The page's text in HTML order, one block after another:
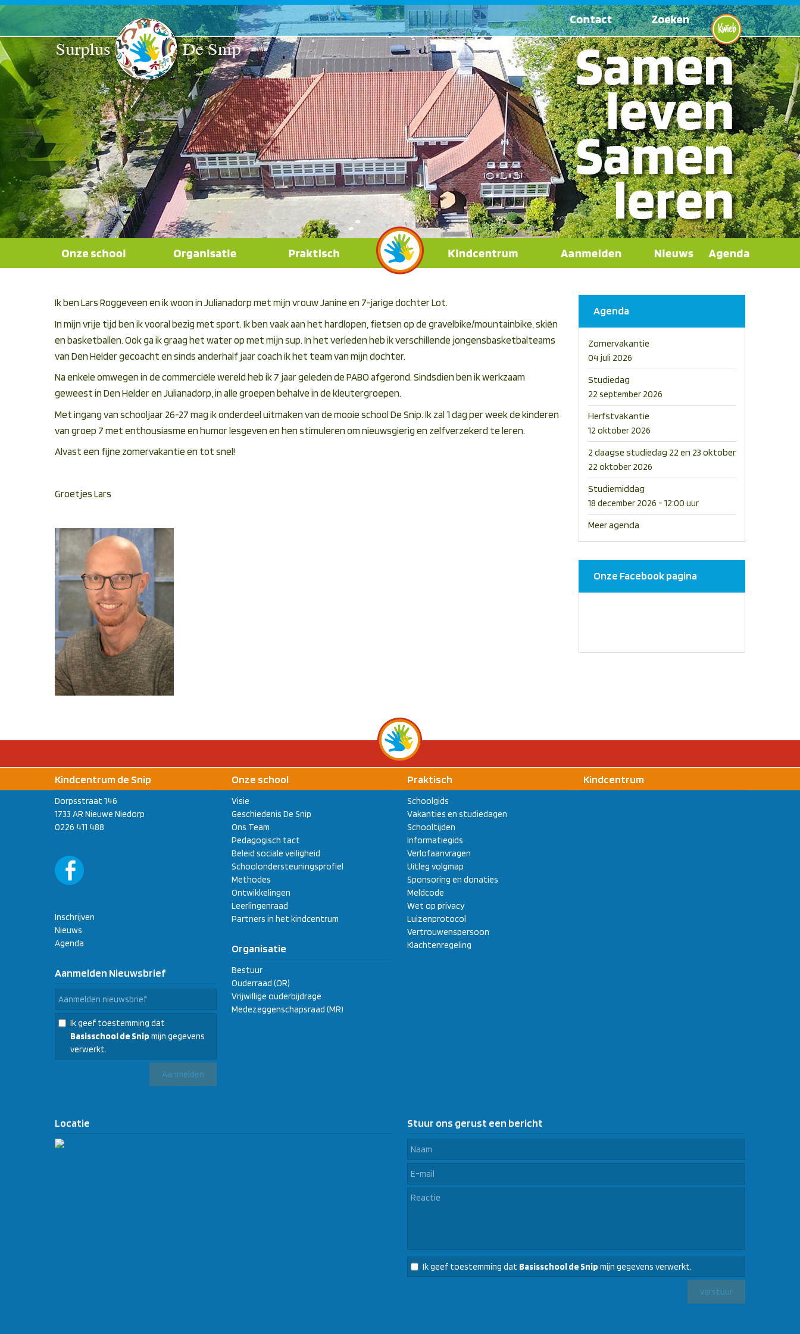
Ik ben Lars Roggeveen en ik woon in Julianadorp met mijn vrouw Janine en 7-jarige dochter Lot.
In mijn vrije tijd ben ik vooral bezig met sport. Ik ben vaak aan het hardlopen, fietsen op de gravelbike/mountainbike, skiën
en basketballen. Ook ga ik graag het water op met mijn sup. In het verleden heb ik verschillende jongensbasketbalteams
van Den Helder gecoacht en sinds anderhalf jaar coach ik het team van mijn dochter.
Na enkele omwegen in de commerciële wereld heb ik 7 jaar geleden de PABO afgerond. Sindsdien ben ik werkzaam
geweest in Den Helder en Julianadorp, in alle groepen behalve in de kleutergroepen.
Met ingang van schooljaar 26-27 mag ik onderdeel uitmaken van de mooie school De Snip. Ik zal 1 dag per week de kinderen
van groep 7 met enthousiasme en humor lesgeven en hen stimuleren om nieuwsgierig en zelfverzekerd te leren.
Alvast een fijne zomervakantie en tot snel!
Groetjes Lars
Agenda
Zomervakantie
04 juli 2026
Studiedag
22 september 2026
Herfstvakantie
12 oktober 2026
2 daagse studiedag 22 en 23 oktober
22 oktober 2026
Studiemiddag
18 december 2026 - 12:00 uur
Meer agenda
Onze Facebook pagina
Kindcentrum de Snip
Dorpsstraat 146
1733 AR Nieuwe Niedorp
0226 411 488
Inschrijven
Nieuws
Agenda
Aanmelden Nieuwsbrief
Ik geef toestemming dat
Basisschool de Snip mijn gegevens
verwerkt.
Onze school
Visie
Geschiedenis De Snip
Ons Team
Pedagogisch tact
Beleid sociale veiligheid
Schoolondersteuningsprofiel
Methodes
Ontwikkelingen
Leerlingenraad
Partners in het kindcentrum
Organisatie
Bestuur
Ouderraad (OR)
Vrijwillige ouderbijdrage
Medezeggenschapsraad (MR)
Praktisch
Schoolgids
Vakanties en studiedagen
Schooltijden
Informatiegids
Verlofaanvragen
Uitleg volgmap
Sponsoring en donaties
Meldcode
Wet op privacy
Luizenprotocol
Vertrouwenspersoon
Klachtenregeling
Kindcentrum
Locatie Stuur ons gerust een bericht
Ik geef toestemming dat Basisschool de Snip mijn gegevens verwerkt.